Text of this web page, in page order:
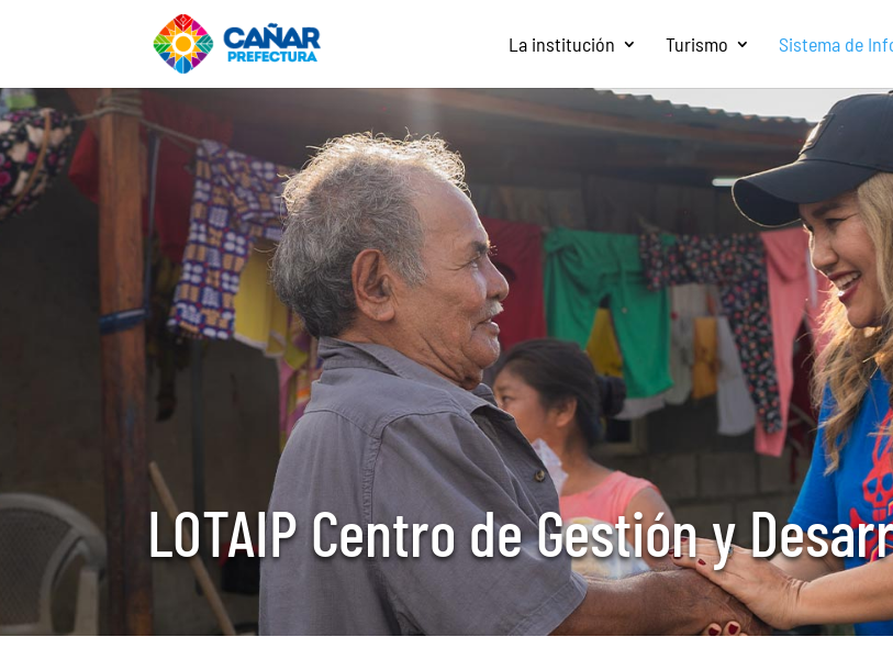
La institución Turismo Sistema de
LOTAIP Centro de Gestión y